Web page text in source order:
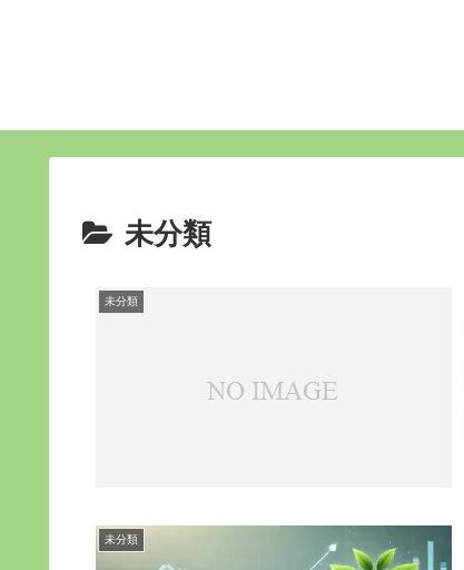
未分類
未分類
未分類